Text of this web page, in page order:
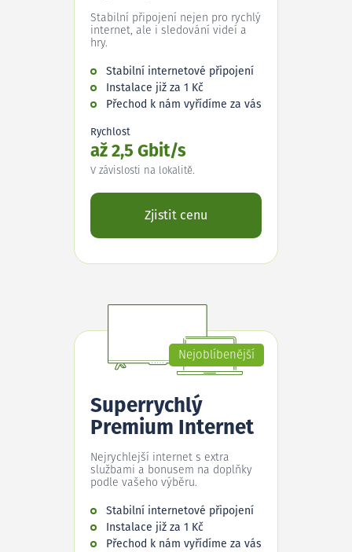
Stabilní připojení nejen pro rychlý
internet, ale i sledování videí a
hry.
Stabilní internetové připojení
Instalace již za 1 Kč
Přechod k nám vyřídíme za vás
Rychlost
až 2,5 Gbit/s
V závislosti na lokalitě.
Zjistit cenu
Nejoblíbenější
Superrychlý
Premium Internet
Nejrychlejší internet s extra
službami a bonusem na doplňky
podle vašeho výběru.
Stabilní internetové připojení
Instalace již za 1 Kč
Přechod k nám vyřídíme za vás